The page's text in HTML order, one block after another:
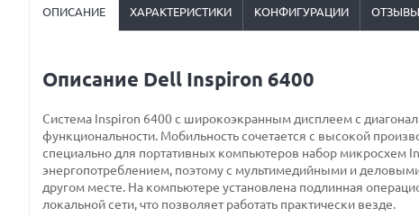
ОПИСАНИЕ ХАРАКТЕРИСТИКИ КОНФИГУРАЦИИ ОТЗЫВЫ
Описание Dell Inspiron 6400
Система Inspiron 6400 с широкоэкранным дисплеем с
функциональности. Мобильность сочетается с высокой
специально для портативных компьютеров набор
энергопотреблением, поэтому с мультимедийными и
другом месте. На компьютере установлена подлинная
локальной сети, что позволяет работать практически везде.